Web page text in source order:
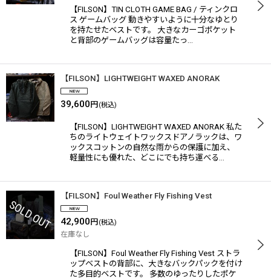
【FILSON】TIN CLOTH GAME BAG / ティンクロ
ス ゲームバッグ 動きやすいように十分なゆとり
を持たせたベストです。 大きなカーゴポケット
と背部のゲームバッグは容量たっ…
【FILSON】LIGHTWEIGHT WAXED ANORAK
39,600 円 (税込)
【FILSON】LIGHTWEIGHT WAXED ANORAK 私た
ちのライトウェイトワックスドアノラックは、ワ
ックスコットンの自然な雨からの保護に加え、
軽量性にも優れた、どこにでも持ち運べる…
【FILSON】Foul Weather Fly Fishing Vest
42,900 円 (税込)
在庫なし
【FILSON】Foul Weather Fly Fishing Vest ストラ
ップベストの背部に、大きなバックパックを付け
た多目的ベストです。 多数のゆったりしたポケ